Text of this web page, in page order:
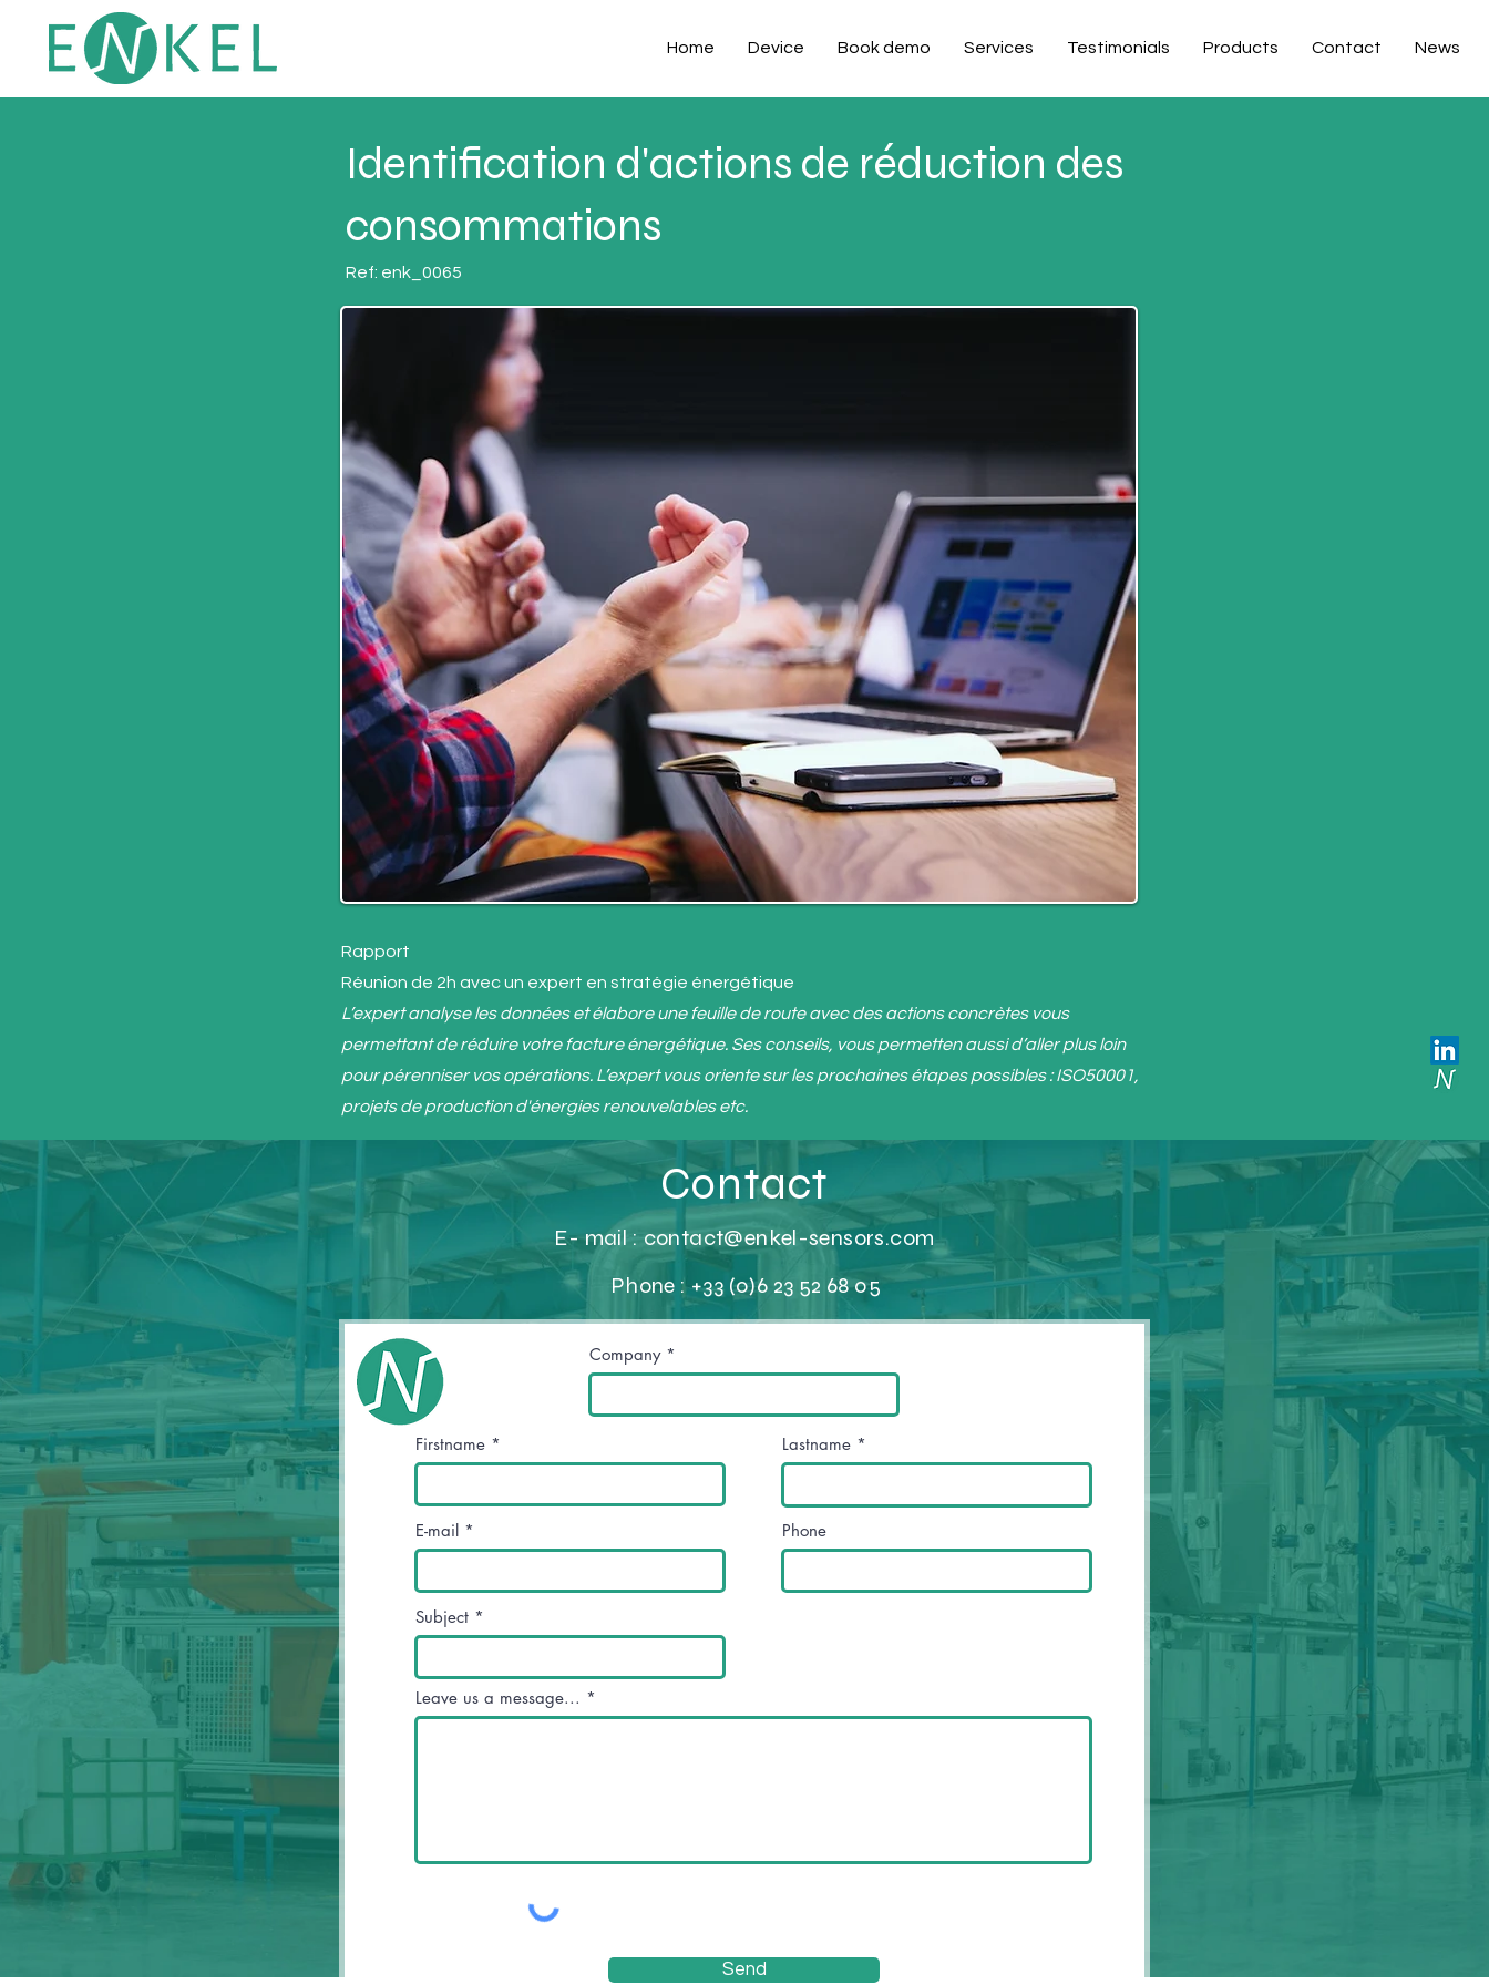
Home Device Book demo Services Testimonials Products Contact News
Identification d'actions de réduction des
consommations
Ref: enk_0065
Rapport
Réunion de 2h avec un expert en stratégie énergétique
L’expert analyse les données et élabore une feuille de route avec des actions concrètes vous
permettant de réduire votre facture énergétique. Ses conseils, vous permetten aussi d’aller plus loin
pour pérenniser vos opérations. L’expert vous oriente sur les prochaines étapes possibles : ISO50001,
projets de production d'énergies renouvelables etc.
Company
Firstname Lastname
E-mail Phone
Subject
Leave us a message...
Send
Contact
E- mail : contact@enkel-sensors.com
Phone : +33 (0)6 23 52 68 05